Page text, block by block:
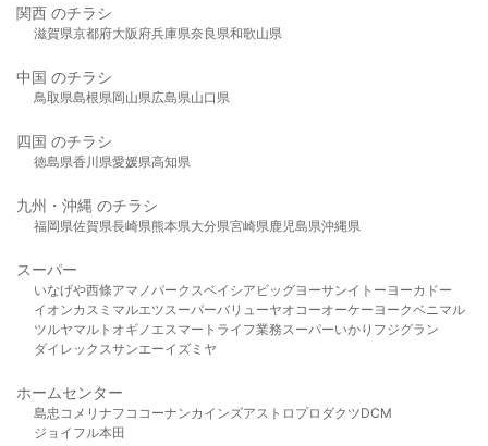
関西 のチラシ
滋賀県京都府大阪府兵庫県奈良県和歌山県
中国 のチラシ
鳥取県島根県岡山県広島県山口県
四国 のチラシ
徳島県香川県愛媛県高知県
九州・沖縄 のチラシ
福岡県佐賀県長崎県熊本県大分県宮崎県鹿児島県沖縄県
スーパー
いなげや西條アマノパークスベイシア ビッグヨーサンイトーヨーカドー
イオンカスミ マルエツスーパーバリューヤオコーオーケー ヨークベニマル
ツルヤマルト オギノ エスマート ライフ業務スーパーいかり フジグラン
ダイレックスサンエーイズミヤ
ホームセンター
島忠 コメリ ナフコ コーナンカインズアストロプロダクツDCM
ジョイフル本田